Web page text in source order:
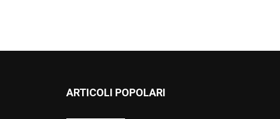
ARTICOLI POPOLARI